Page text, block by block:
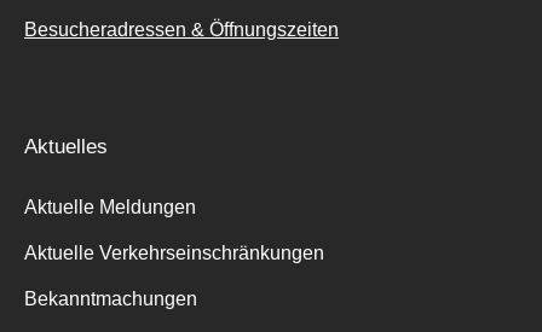
Besucheradressen & Öffnungszeiten
Aktuelles
Aktuelle Meldungen
Aktuelle Verkehrseinschränkungen
Bekanntmachungen